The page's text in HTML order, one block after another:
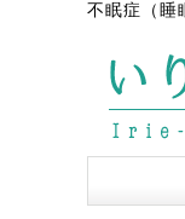
不眠症（睡